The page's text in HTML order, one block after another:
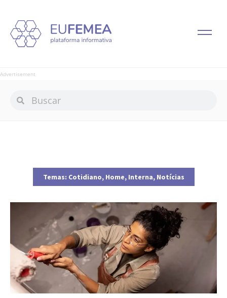
Advertisement
Temas: Cotidiano, Home, Interna, Notícias